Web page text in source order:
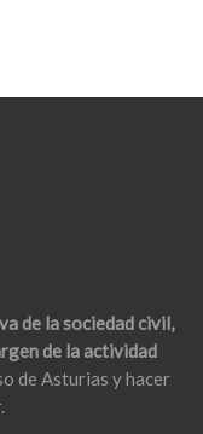
de la sociedad civil,
de la actividad
de Asturias y hacer